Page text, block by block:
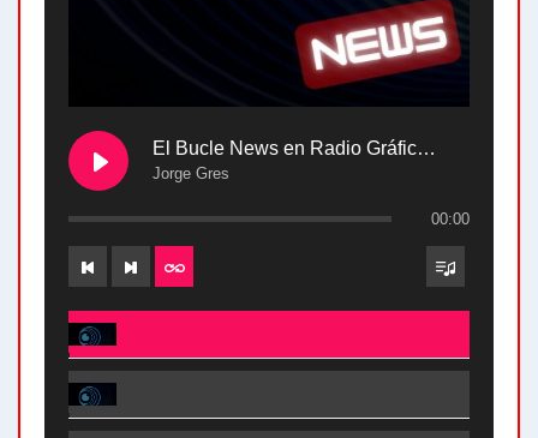
El Bucle News en Radio Gráfica. Bloque 2 . 28.04.24
Jorge Gres
00:00
El Bucle News en Radio Gráfica. Bloque 2 . 28.04.24 - Jorge Gres
El Bucle News en Radio Gráfica. Bloque 1 . 28.04.24 - Jorge Gres